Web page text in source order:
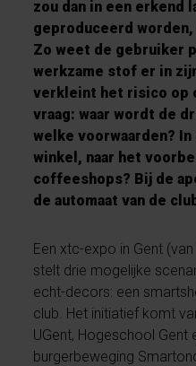
zou dan in een erkend
geproduceerd
Zo weet de gebruiker
werkzame stof er in
verkleint het risico op
vraag: waar wordt de
welke voorwaarden?
winkel, naar het
coffeeshops? Bij de
de automaat van de
Een xtc-expo in Gent
stelt drie mogelijke
echt-decors: een
club. Het initiatief komt
UGent, Hogeschool Gent
burgerbeweging